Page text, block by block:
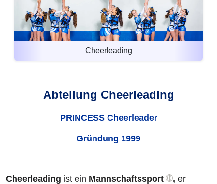
Cheerleading
Abteilung Cheerleading
PRINCESS Cheerleader
Gründung 1999
Cheerleading ist ein Mannschaftssport , er